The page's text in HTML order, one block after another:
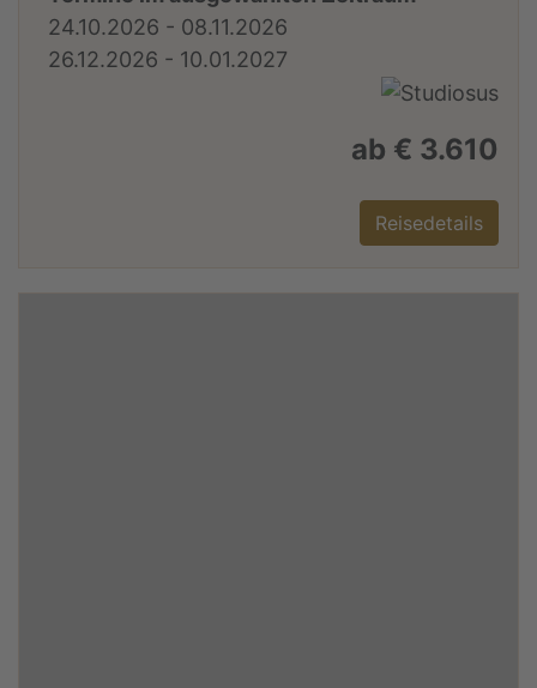
24.10.2026 - 08.11.2026
26.12.2026 - 10.01.2027
ab € 3.610
Reisedetails